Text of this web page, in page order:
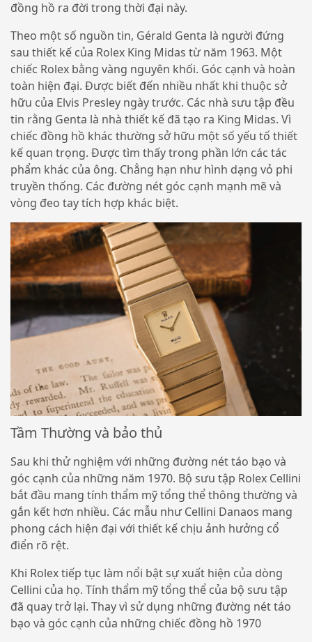
đồng hồ ra đời trong thời đại này.
Theo một số nguồn tin, Gérald Genta là người đứng
sau thiết kế của Rolex King Midas từ năm 1963. Một
chiếc Rolex bằng vàng nguyên khối. Góc cạnh và hoàn
toàn hiện đại. Được biết đến nhiều nhất khi thuộc sở
hữu của Elvis Presley ngày trước. Các nhà sưu tập đều
tin rằng Genta là nhà thiết kế đã tạo ra King Midas. Vì
chiếc đồng hồ khác thường sở hữu một số yếu tố thiết
kế quan trọng. Được tìm thấy trong phần lớn các tác
phẩm khác của ông. Chẳng hạn như hình dạng vỏ phi
truyền thống. Các đường nét góc cạnh mạnh mẽ và
vòng đeo tay tích hợp khác biệt.
Tầm Thường và bảo thủ
Sau khi thử nghiệm với những đường nét táo bạo và
góc cạnh của những năm 1970. Bộ sưu tập Rolex Cellini
bắt đầu mang tính thẩm mỹ tổng thể thông thường và
gắn kết hơn nhiều. Các mẫu như Cellini Danaos mang
phong cách hiện đại với thiết kế chịu ảnh hưởng cổ
điển rõ rệt.
Khi Rolex tiếp tục làm nổi bật sự xuất hiện của dòng
Cellini của họ. Tính thẩm mỹ tổng thể của bộ sưu tập
đã quay trở lại. Thay vì sử dụng những đường nét táo
bạo và góc cạnh của những chiếc đồng hồ 1970